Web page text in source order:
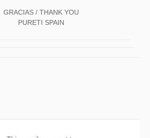
GRACIAS / THANK YOU
PURETI SPAIN